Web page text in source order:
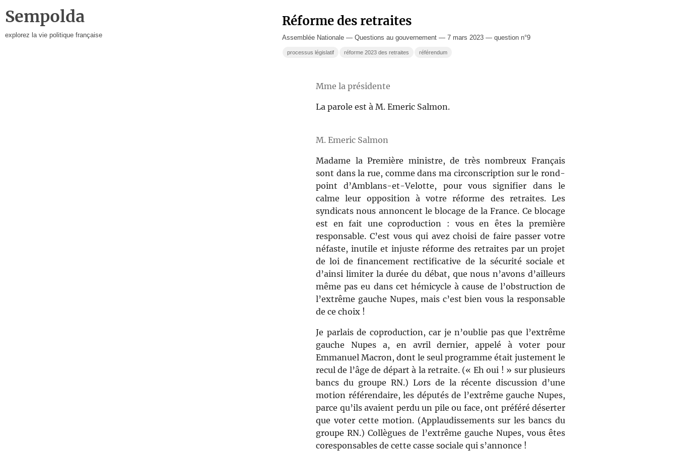
Sempolda
explorez la vie politique française
Réforme des retraites
Assemblée Nationale — Questions au gouvernement — 7 mars 2023 — question n°9
processus législatif réforme 2023 des retraites référendum
Mme la présidente
La parole est à M. Emeric Salmon.
M. Emeric Salmon
Madame la Première ministre, de très nombreux Français
sont dans la rue, comme dans ma circonscription sur le rond-
point d’Amblans-et-Velotte, pour vous signifier dans le
calme leur opposition à votre réforme des retraites. Les
syndicats nous annoncent le blocage de la France. Ce blocage
est en fait une coproduction : vous en êtes la première
responsable. C’est vous qui avez choisi de faire passer votre
néfaste, inutile et injuste réforme des retraites par un projet
de loi de financement rectificative de la sécurité sociale et
d’ainsi limiter la durée du débat, que nous n’avons d’ailleurs
même pas eu dans cet hémicycle à cause de l’obstruction de
l’extrême gauche Nupes, mais c’est bien vous la responsable
de ce choix !
Je parlais de coproduction, car je n’oublie pas que l’extrême
gauche Nupes a, en avril dernier, appelé à voter pour
Emmanuel Macron, dont le seul programme était justement le
recul de l’âge de départ à la retraite. (« Eh oui ! » sur plusieurs
bancs du groupe RN.) Lors de la récente discussion d’une
motion référendaire, les députés de l’extrême gauche Nupes,
parce qu’ils avaient perdu un pile ou face, ont préféré déserter
que voter cette motion. (Applaudissements sur les bancs du
groupe RN.) Collègues de l’extrême gauche Nupes, vous êtes
coresponsables de cette casse sociale qui s’annonce !